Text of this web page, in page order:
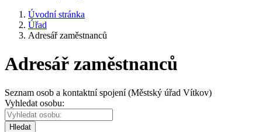
Úvodní stránka
Úřad
Adresář zaměstnanců
Adresář zaměstnanců
Seznam osob a kontaktní spojení (Městský úřad Vítkov)
Vyhledat osobu:
Hledat